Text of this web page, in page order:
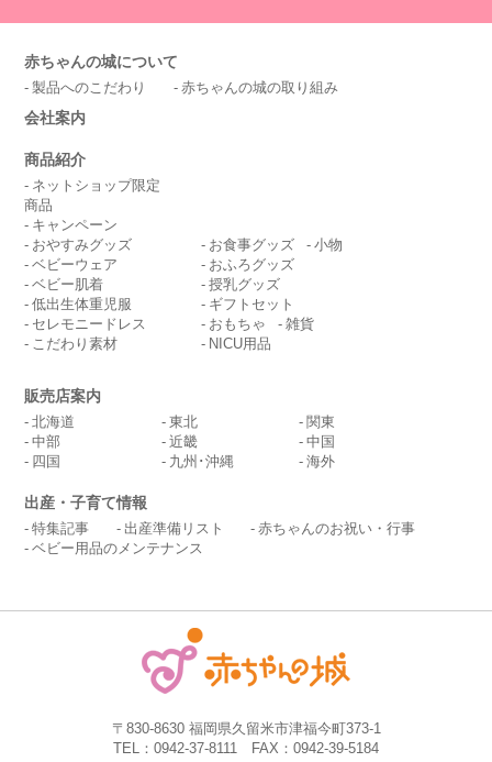
赤ちゃんの城について
製品へのこだわり 赤ちゃんの城の取り組み
会社案内
商品紹介
ネットショップ限定
商品
キャンペーン
おやすみグッズ
ベビーウェア
ベビー肌着
低出生体重児服
セレモニードレス
こだわり素材
お食事グッズ
小物
おふろグッズ
授乳グッズ
ギフトセット
おもちゃ
雑貨
NICU用品
販売店案内
北海道 東北
関東
中部
近畿
中国
四国
九州･沖縄 海外
出産・子育て情報
特集記事 出産準備リスト
赤ちゃんのお祝い・行事
ベビー用品のメンテナンス
〒830-8630 福岡県久留米市津福今町373-1
TEL：0942-37-8111 FAX：0942-39-5184